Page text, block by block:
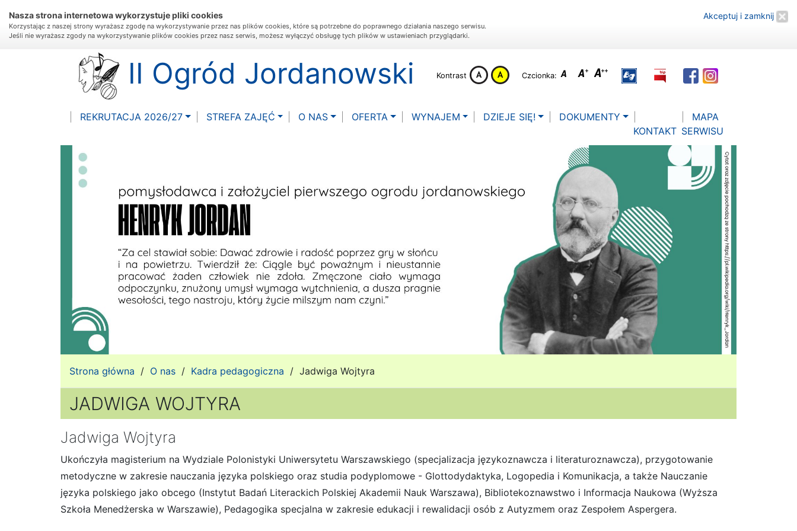
Akceptuj i zamknij
Nasza strona internetowa wykorzystuje pliki cookies
Korzystając z naszej strony wyrażasz zgodę na wykorzystywanie przez nas plików cookies, które są potrzebne do poprawnego działania naszego serwisu.
Jeśli nie wyrażasz zgody na wykorzystywanie plików cookies przez nasz serwis, możesz wyłączyć obsługę tych plików w ustawieniach przyglądarki.
II Ogród Jordanowski Kontrast Czcionka:
REKRUTACJA 2026/27 STREFA ZAJĘĆ O NAS OFERTA WYNAJEM DZIEJE SIĘ!
DOKUMENTY
KONTAKT
MAPA
SERWISU
Strona główna / O nas / Kadra pedagogiczna / Jadwiga Wojtyra
JADWIGA WOJTYRA
Jadwiga Wojtyra
Ukończyła magisterium na Wydziale Polonistyki Uniwersytetu Warszawskiego (specjalizacja językoznawcza i literaturoznawcza), przygotowanie
metodyczne w zakresie nauczania języka polskiego oraz studia podyplomowe - Glottodydaktyka, Logopedia i Komunikacja, a także Nauczanie
języka polskiego jako obcego (Instytut Badań Literackich Polskiej Akademii Nauk Warszawa), Bibliotekoznawstwo i Informacja Naukowa (Wyższa
Szkoła Menedżerska w Warszawie), Pedagogika specjalna w zakresie edukacji i rewalidacji osób z Autyzmem oraz Zespołem Aspergera.